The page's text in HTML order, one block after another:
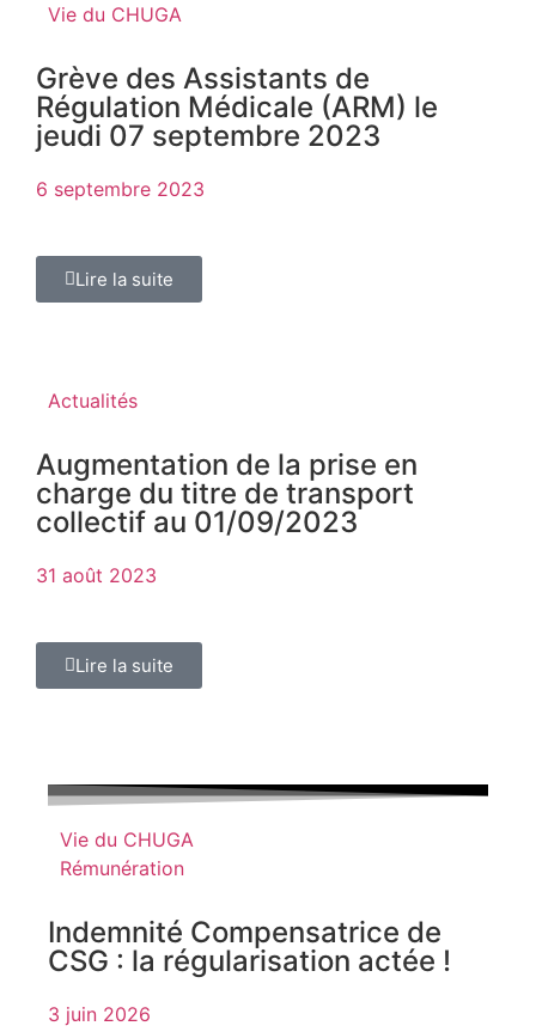
Vie du CHUGA
Grève des Assistants de
Régulation Médicale (ARM) le
jeudi 07 septembre 2023
6 septembre 2023
Lire la suite
Actualités
Augmentation de la prise en
charge du titre de transport
collectif au 01/09/2023
31 août 2023
Lire la suite
Vie du CHUGA
Rémunération
Indemnité Compensatrice de
CSG : la régularisation actée !
3 juin 2026